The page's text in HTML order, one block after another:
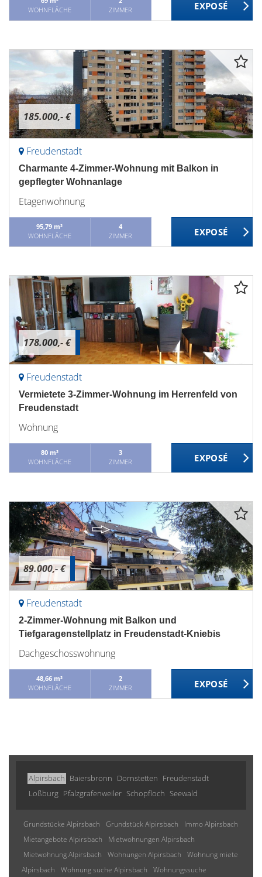
WOHNFLÄCHE
ZIMMER
185.000,- €
Freudenstadt
Charmante 4-Zimmer-Wohnung mit Balkon in
gepflegter Wohnanlage
Etagenwohnung
95,79 m²
WOHNFLÄCHE
4
ZIMMER
178.000,- €
Freudenstadt
Vermietete 3-Zimmer-Wohnung im Herrenfeld von
Freudenstadt
Wohnung
80 m²
WOHNFLÄCHE
3
ZIMMER
89.000,- €
Freudenstadt
2-Zimmer-Wohnung mit Balkon und
Tiefgaragenstellplatz in Freudenstadt-Kniebis
Dachgeschosswohnung
48,66 m²
WOHNFLÄCHE
2
ZIMMER
Alpirsbach Baiersbronn Dornstetten Freudenstadt
Loßburg Pfalzgrafenweiler Schopfloch Seewald
Grundstücke Alpirsbach Grundstück Alpirsbach
Immo Alpirsbach
Mietangebote Alpirsbach
Mietwohnungen Alpirsbach
Mietwohnung Alpirsbach
Wohnungen Alpirsbach
Wohnung miete
Alpirsbach
Wohnung suche Alpirsbach
Wohnungssuche